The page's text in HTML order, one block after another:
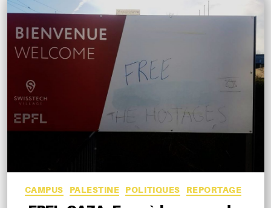
Catégories
CAMPUS PALESTINE POLITIQUES REPORTAGE